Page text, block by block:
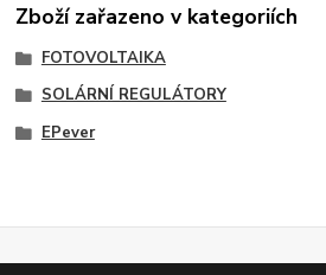
Zboží zařazeno v kategoriích
FOTOVOLTAIKA
SOLÁRNÍ REGULÁTORY
EPever